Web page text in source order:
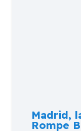
Madrid,
Rompe